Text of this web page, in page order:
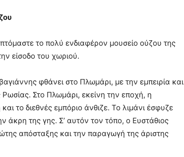
το πολύ ενδιαφέρον μουσείο ούζου της
είσοδο του χωριού.
φθάνει στο Πλωμάρι, με την εμπειρία και
Στο Πλωμάρι, εκείνη την εποχή, η
το διεθνές εμπόριο άνθιζε. Το λιμάνι έσφυζε
άκρη της γης. Σ’ αυτόν τον τόπο, ο Ευστάθιος
απόσταξης και την παραγωγή της άριστης